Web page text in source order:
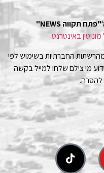
"פתח תקווה NEWS"
החברתיות בשימוש לפי
וידוע מי צילם שלחו למייל בקשה
להסרה.